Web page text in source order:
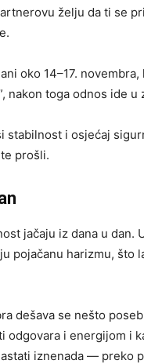
želju da ti se
oko 14–17. novembra,
nakon toga odnos ide u
stabilnost i osjećaj
prošli.
jačaju iz dana u dan.
pojačanu harizmu, što
dešava se nešto
odgovara i energijom i
iznenada — preko